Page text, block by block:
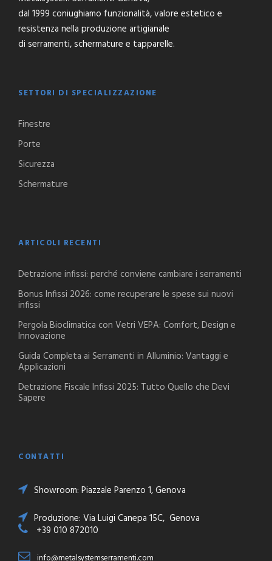
dal 1999 coniughiamo funzionalità, valore estetico e
resistenza nella produzione artigianale
di serramenti, schermature e tapparelle.
SETTORI DI SPECIALIZZAZIONE
Finestre
Porte
Sicurezza
Schermature
ARTICOLI RECENTI
Detrazione infissi: perché conviene cambiare i serramenti
Bonus Infissi 2026: come recuperare le spese sui nuovi
infissi
Pergola Bioclimatica con Vetri VEPA: Comfort, Design e
Innovazione
Guida Completa ai Serramenti in Alluminio: Vantaggi e
Applicazioni
Detrazione Fiscale Infissi 2025: Tutto Quello che Devi
Sapere
CONTATTI
Showroom: Piazzale Parenzo 1, Genova
Produzione: Via Luigi Canepa 15C, Genova
+39 010 872010
info@metalsystemserramenti.com